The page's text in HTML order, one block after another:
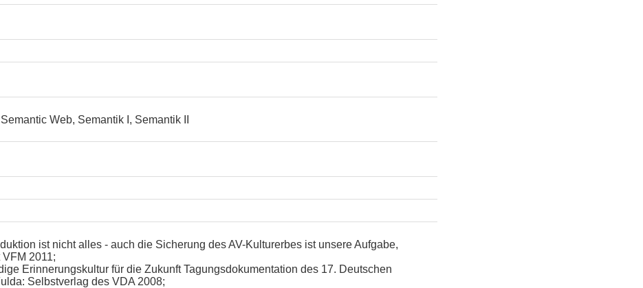
Web, Semantik I, Semantik II
ist nicht alles - auch die Sicherung des AV-Kulturerbes ist unsere Aufgabe,
2011;
Erinnerungskultur für die Zukunft Tagungsdokumentation des 17. Deutschen
Selbstverlag des VDA 2008;